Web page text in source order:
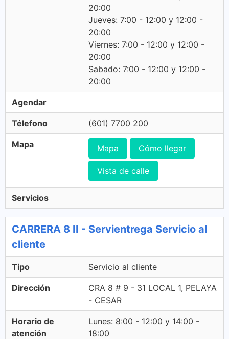
20:00
Jueves: 7:00 - 12:00 y 12:00 -
20:00
Viernes: 7:00 - 12:00 y 12:00 -
20:00
Sabado: 7:00 - 12:00 y 12:00 -
20:00
Agendar
Télefono (601) 7700 200
Mapa Mapa Cómo llegar
Vista de calle
Servicios
CARRERA 8 II - Servientrega Servicio al
cliente
Tipo Servicio al cliente
Dirección
CRA 8 # 9 - 31 LOCAL 1, PELAYA
- CESAR
Horario de
atención
Lunes: 8:00 - 12:00 y 14:00 -
18:00